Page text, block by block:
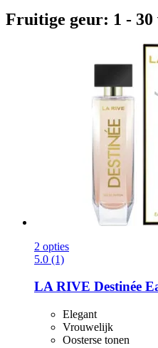
Fruitige geur: 1 - 30
2 opties
5.0 (1)
LA RIVE Destinée
Elegant
Vrouwelijk
Oosterse tonen